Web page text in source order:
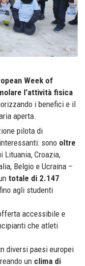
Week of
l’attività fisica
i benefici e il
aperta.
pilota di
sono oltre
Lituania, Croazia,
Belgio e Ucraina –
totale di 2.147
agli studenti
accessibile e
che atleti
diversi paesi europei
un clima di